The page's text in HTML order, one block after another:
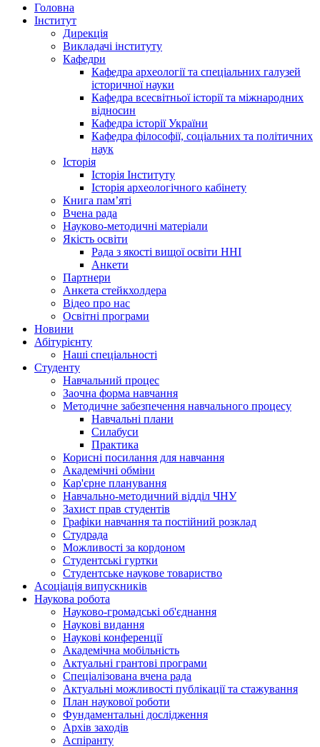
Головна
Інститут
Дирекція
Викладачі інституту
Кафедри
Кафедра археології та спеціальних галузей
історичної науки
Кафедра всесвітньої історії та міжнародних
відносин
Кафедра історії України
Кафедра філософії, соціальних та політичних
наук
Історія
Історія Інституту
Історія археологічного кабінету
Книга памʼяті
Вчена рада
Науково-методичні матеріали
Якість освіти
Рада з якості вищої освіти ННІ
Анкети
Партнери
Анкета стейкхолдера
Відео про нас
Освітні програми
Hовини
Абітурієнту
Наші спеціальності
Студенту
Навчальний процес
Заочна форма навчання
Методичне забезпечення навчального процесу
Навчальні плани
Силабуси
Практика
Корисні посилання для навчання
Академічні обміни
Кар'єрне планування
Навчально-методичний відділ ЧНУ
Захист прав студентів
Графіки навчання та постійний розклад
Студрада
Можливості за кордоном
Студентські гуртки
Студентське наукове товариство
Асоціація випускників
Наукова робота
Науково-громадські об'єднання
Наукові видання
Наукові конференції
Академічна мобільність
Актуальні грантові програми
Спеціалізована вчена рада
Актуальні можливості публікації та стажування
План наукової роботи
Фундаментальні дослідження
Архів заходів
Аспіранту